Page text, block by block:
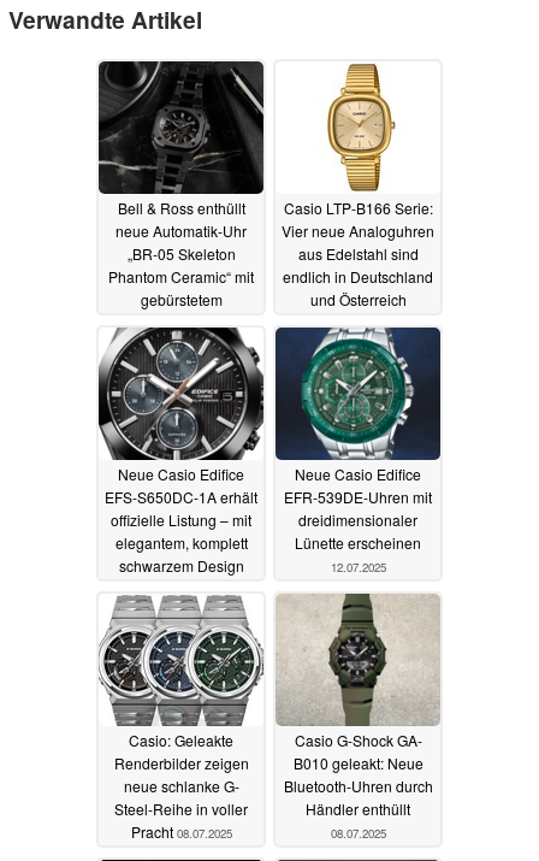
Verwandte Artikel
Bell & Ross enthüllt
neue Automatik-Uhr
„BR-05 Skeleton
Phantom Ceramic“ mit
gebürstetem
Keramikgehäuse
14.07.2025
Casio LTP-B166 Serie:
Vier neue Analoguhren
aus Edelstahl sind
endlich in Deutschland
und Österreich
14.07.2025
Neue Casio Edifice
EFS-S650DC-1A erhält
offizielle Listung – mit
elegantem, komplett
schwarzem Design
13.07.2025
Neue Casio Edifice
EFR-539DE-Uhren mit
dreidimensionaler
Lünette erscheinen
12.07.2025
Casio: Geleakte
Renderbilder zeigen
neue schlanke G-
Steel-Reihe in voller
Pracht 08.07.2025
Casio G-Shock GA-
B010 geleakt: Neue
Bluetooth-Uhren durch
Händler enthüllt
08.07.2025